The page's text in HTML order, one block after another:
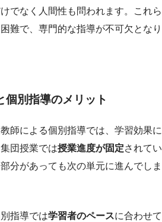
でなく人間性も問われます。これら
難で、専門的な指導が不可欠となり
個別指導のメリット
師による個別指導では、学習効果に
団授業では授業進度が固定されてい
分があっても次の単元に進んでしま
指導では学習者のペースに合わせて